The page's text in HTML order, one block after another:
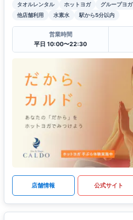
タオルレンタル ホットヨガ グループヨガ
他店舗利用
水素水 駅から5分以内
営業時間
平日 10:00〜22:30
店舗情報 公式サイト